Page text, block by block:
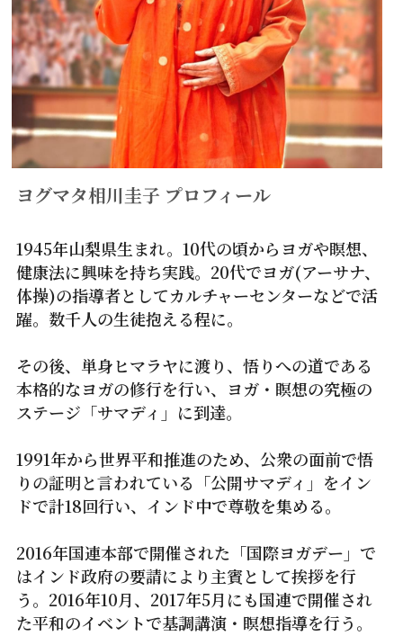
ヨグマタ相川圭子 プロフィール
1945年山梨県生まれ。10代の頃からヨガや瞑想、
健康法に興味を持ち実践。20代でヨガ(アーサナ、
体操)の指導者としてカルチャーセンターなどで活
躍。数千人の生徒抱える程に。
その後、単身ヒマラヤに渡り、悟りへの道である
本格的なヨガの修行を行い、ヨガ・瞑想の究極の
ステージ「サマディ」に到達。
1991年から世界平和推進のため、公衆の面前で悟
りの証明と言われている「公開サマディ」をイン
ドで計18回行い、インド中で尊敬を集める。
2016年国連本部で開催された「国際ヨガデー」で
はインド政府の要請により主賓として挨拶を行
う。2016年10月、2017年5月にも国連で開催され
た平和のイベントで基調講演・瞑想指導を行う。